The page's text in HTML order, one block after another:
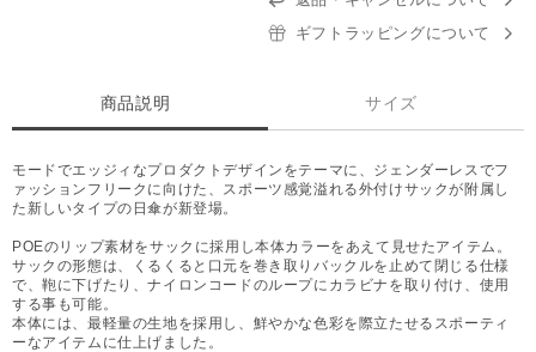
ギフトラッピングについて
商品説明 サイズ
モードでエッジィなプロダクトデザインをテーマに、ジェンダーレスでフ
ァッションフリークに向けた、スポーツ感覚溢れる外付けサックが附属し
た新しいタイプの日傘が新登場。
POEのリップ素材をサックに採用し本体カラーをあえて見せたアイテム。
サックの形態は、くるくると口元を巻き取りバックルを止めて閉じる仕様
で、鞄に下げたり、ナイロンコードのループにカラビナを取り付け、使用
する事も可能。
本体には、最軽量の生地を採用し、鮮やかな色彩を際立たせるスポーティ
ーなアイテムに仕上げました。